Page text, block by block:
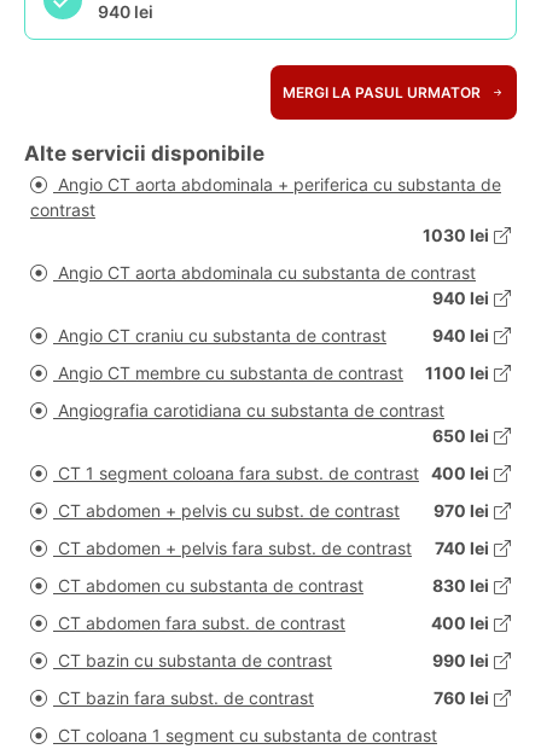
940 lei
MERGI LA PASUL URMATOR
Alte servicii disponibile
Angio CT aorta abdominala + periferica cu substanta de
contrast
1030 lei
Angio CT aorta abdominala cu substanta de contrast
940 lei
Angio CT craniu cu substanta de contrast
940 lei
Angio CT membre cu substanta de contrast
1100 lei
Angiografia carotidiana cu substanta de contrast
650 lei
CT 1 segment coloana fara subst. de contrast 400 lei
CT abdomen + pelvis cu subst. de contrast
970 lei
CT abdomen + pelvis fara subst. de contrast
740 lei
CT abdomen cu substanta de contrast
830 lei
CT abdomen fara subst. de contrast
400 lei
CT bazin cu substanta de contrast
990 lei
CT bazin fara subst. de contrast
760 lei
CT coloana 1 segment cu substanta de contrast